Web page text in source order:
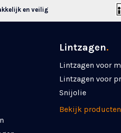
en veilig
Lintzagen.
Lintzagen voor
Lintzagen voor
Snijolie
Bekijk producten